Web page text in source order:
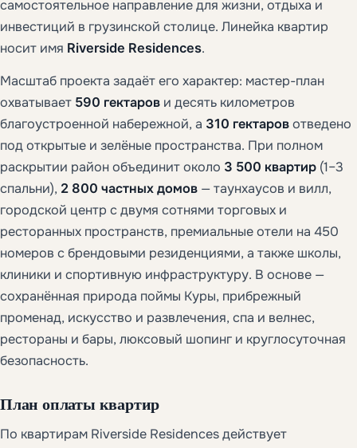
самостоятельное направление для жизни, отдыха и
инвестиций в грузинской столице. Линейка квартир
носит имя Riverside Residences.
Масштаб проекта задаёт его характер: мастер-план
охватывает 590 гектаров и десять километров
благоустроенной набережной, а 310 гектаров отведено
под открытые и зелёные пространства. При полном
раскрытии район объединит около 3 500 квартир (1–3
спальни), 2 800 частных домов — таунхаусов и вилл,
городской центр с двумя сотнями торговых и
ресторанных пространств, премиальные отели на 450
номеров с брендовыми резиденциями, а также школы,
клиники и спортивную инфраструктуру. В основе —
сохранённая природа поймы Куры, прибрежный
променад, искусство и развлечения, спа и велнес,
рестораны и бары, люксовый шопинг и круглосуточная
безопасность.
План оплаты квартир
По квартирам Riverside Residences действует